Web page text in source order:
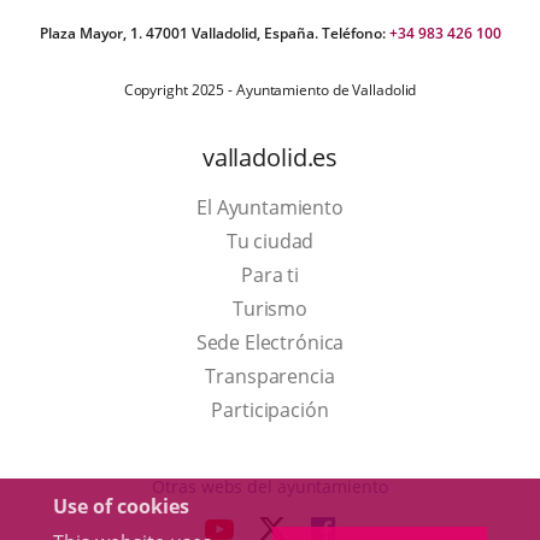
Use of cookies
Plaza Mayor, 1. 47001 Valladolid, España. Teléfono:+34 983 426 100
Copyright 2025 - Ayuntamiento de Valladolid
valladolid.es
El Ayuntamiento
Tu ciudad
Para ti
TurismoThis
link
will
open
a
Sede Electrónica
Transparencia
Participación
Otras webs del ayuntamiento
LINK LINKLINK